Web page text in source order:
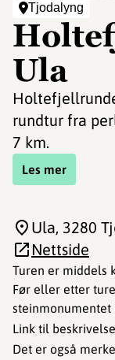
Tjodalyng
Ula
rundtur fra
7 km.
Les mer
Turen er middels
Før eller etter
steinmonumentet
Link til
Det er også
Ula, 3280
Nettside